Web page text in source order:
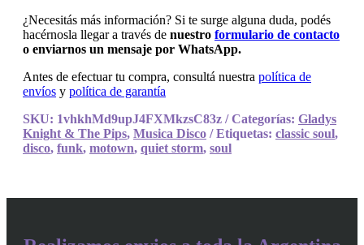
¿Necesitás más información? Si te surge alguna duda, podés
hacérnosla llegar a través de nuestro formulario de contacto
o enviarnos un mensaje por WhatsApp.
Antes de efectuar tu compra, consultá nuestra política de
envíos y política de garantía
SKU: 1vhkhMd9upJ4FXMkzsC83z Categorías: Gladys
Knight & The Pips, Musica Disco Etiquetas: classic soul,
disco, funk, motown, quiet storm, soul